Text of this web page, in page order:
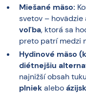
Miešané mäso:
svetov –
voľba, ktorá sa
preto patrí medzi
Hydinové mäso
diétnejšiu
najnižší obsah
plniekalebo